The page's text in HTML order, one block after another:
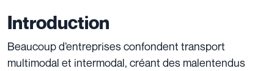
Introduction
Beaucoup d’entreprises confondent transport
multimodal et intermodal, créant des malentendus